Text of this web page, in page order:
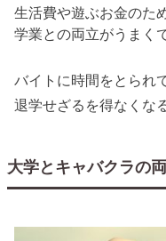
生活費や遊ぶお金のた
学業との両立がうまく
バイトに時間をとられ
退学せざるを得なくな
大学とキャバクラの